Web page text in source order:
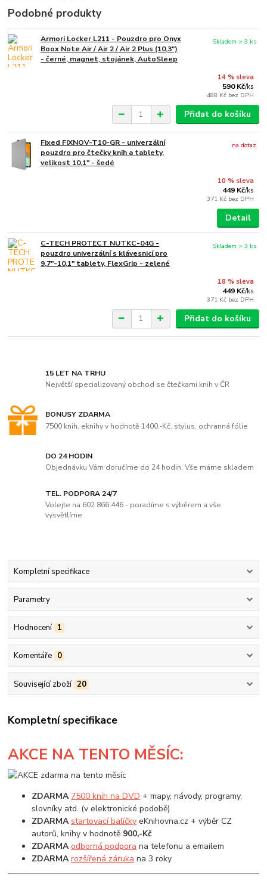
Podobné produkty
Armori Locker L211 - Pouzdro pro Onyx
Boox Note Air / Air 2 / Air 2 Plus (10,3")
- černé, magnet, stojánek, AutoSleep
14 % sleva
590 Kč/ks
488 Kč bez DPH
Skladem > 3 ks
Přidat do košíku
Fixed FIXNOV-T10-GR - univerzální
pouzdro pro čtečky knih a tablety,
velikost 10,1" - šedé
10 % sleva
449 Kč/ks
371 Kč bez DPH
na dotaz
Detail
C-TECH PROTECT NUTKC-04G -
pouzdro univerzální s klávesnicí pro
9,7"-10,1" tablety, FlexGrip - zelené
18 % sleva
449 Kč/ks
371 Kč bez DPH
Skladem > 3 ks
Přidat do košíku
15 LET NA TRHU
Největší specializovaný obchod se čtečkami knih v ČR
BONUSY ZDARMA
7500 knih, eknihy v hodnotě 1400,-Kč, stylus, ochranná fólie
DO 24 HODIN
Objednávku Vám doručíme do 24 hodin. Vše máme skladem
TEL. PODPORA 24/7
Volejte na 602 866 446 - poradíme s výběrem a vše
vysvětlíme
Kompletní specifikace
Parametry
Hodnocení 1
Komentáře 0
Související zboží 20
Kompletní specifikace
AKCE NA TENTO MĚSÍC:
ZDARMA 7500 knih na DVD + mapy, návody, programy,
slovníky atd. (v elektronické podobě)
ZDARMA startovací balíčky eKnihovna.cz + výběr CZ
autorů, knihy v hodnotě 900,-Kč
ZDARMA odborná podpora na telefonu a emailem
ZDARMA rozšířená záruka na 3 roky